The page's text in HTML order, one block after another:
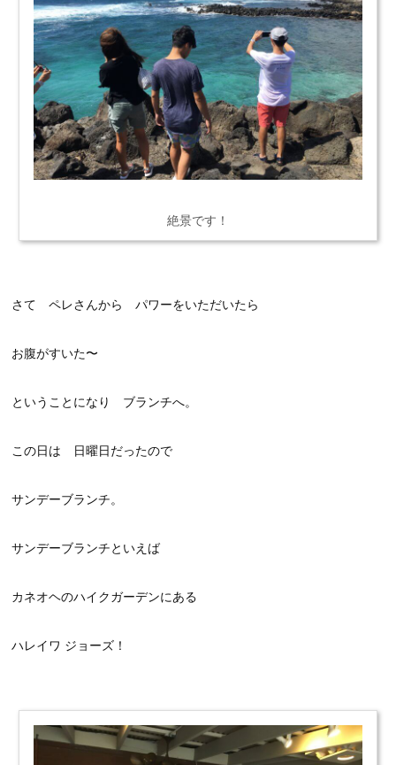
絶景です！
さて ペレさんから パワーをいただいたら
お腹がすいた〜
ということになり ブランチへ。
この日は 日曜日だったので
サンデーブランチ。
サンデーブランチといえば
カネオヘのハイクガーデンにある
ハレイワ ジョーズ！